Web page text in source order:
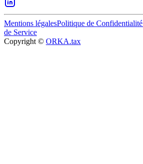
Mentions légalesPolitique de Confidentialité
de Service
Copyright © ORKA.tax